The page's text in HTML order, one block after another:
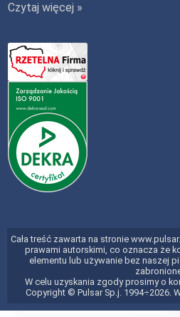
Czytaj więcej »
Cała treść zawarta na stronie
prawami autorskimi, co oznacza że
elementu lub używanie bez naszej
W celu uzyskania zgody prosimy o
Copyright © Pulsar Sp.j. 1994÷2026.